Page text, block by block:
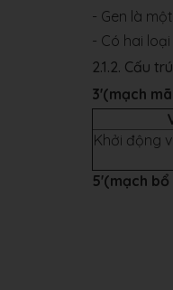
- Gen là
- Có hai
2.1.2. Cấu
3'(mạch
Khởi động
5'(mạch bổ